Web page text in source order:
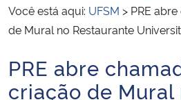
Ministério das Relações Exteriores
Ministério da Infraestrutura
Você está aqui: UFSM > PRE
de Mural no Restaurante
Início do conteúdo
PRE abre
criação de Mural